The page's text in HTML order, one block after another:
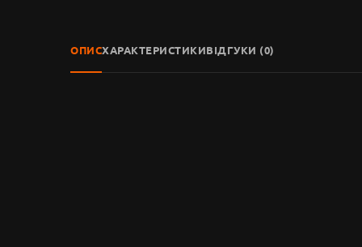
ОПИСХАРАКТЕРИСТИКИВІДГУКИ (0)